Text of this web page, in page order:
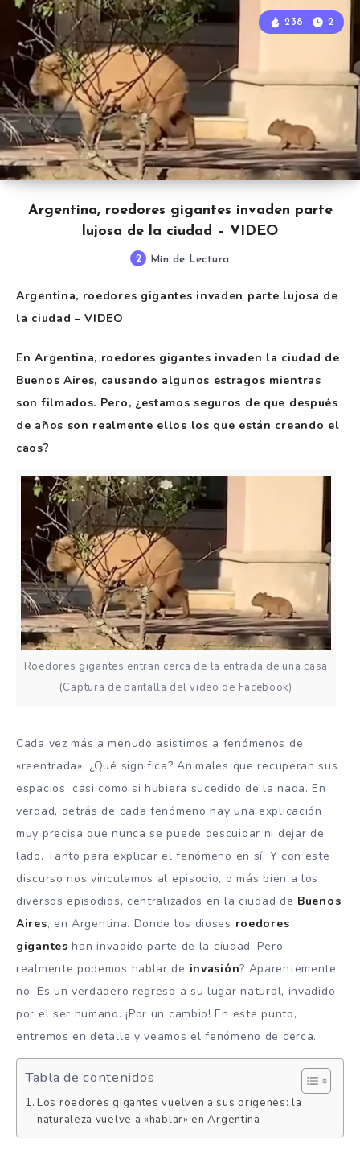
Argentina, roedores gigantes invaden parte
lujosa de la ciudad – VIDEO
238 2
2 Min de Lectura
Argentina, roedores gigantes invaden parte lujosa de
la ciudad – VIDEO
En Argentina, roedores gigantes invaden la ciudad de
Buenos Aires, causando algunos estragos mientras
son filmados. Pero, ¿estamos seguros de que después
de años son realmente ellos los que están creando el
caos?
Roedores gigantes entran cerca de la entrada de una casa
(Captura de pantalla del video de Facebook)
Cada vez más a menudo asistimos a fenómenos de
«reentrada». ¿Qué significa? Animales que recuperan sus
espacios, casi como si hubiera sucedido de la nada. En
verdad, detrás de cada fenómeno hay una explicación
muy precisa que nunca se puede descuidar ni dejar de
lado. Tanto para explicar el fenómeno en sí. Y con este
discurso nos vinculamos al episodio, o más bien a los
diversos episodios, centralizados en la ciudad de Buenos
Aires, en Argentina. Donde los dioses roedores
gigantes han invadido parte de la ciudad. Pero
realmente podemos hablar de invasión? Aparentemente
no. Es un verdadero regreso a su lugar natural, invadido
por el ser humano. ¡Por un cambio! En este punto,
entremos en detalle y veamos el fenómeno de cerca.
Tabla de contenidos
Los roedores gigantes vuelven a sus orígenes: la
naturaleza vuelve a «hablar» en Argentina